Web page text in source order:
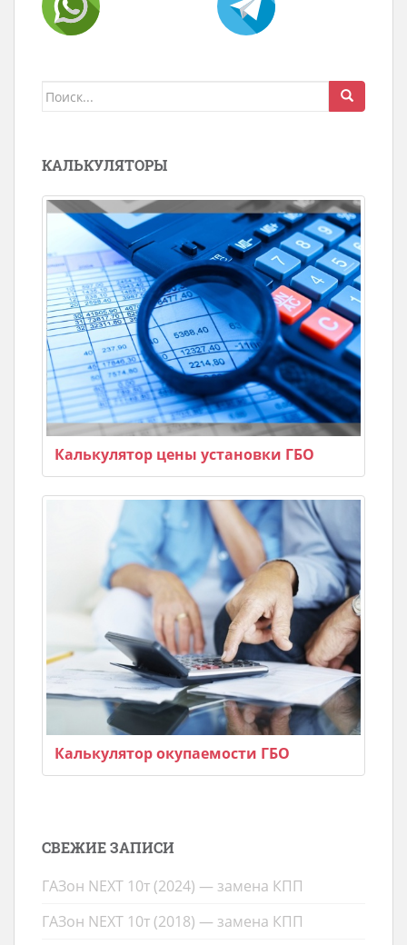
Поиск
КАЛЬКУЛЯТОРЫ
Калькулятор цены установки ГБО
Калькулятор окупаемости ГБО
СВЕЖИЕ ЗАПИСИ
ГАЗон NEXT 10т (2024) — замена КПП
ГАЗон NEXT 10т (2018) — замена КПП